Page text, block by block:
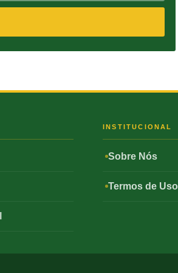
INSTITUCIONAL
Sobre Nós
Termos de Uso